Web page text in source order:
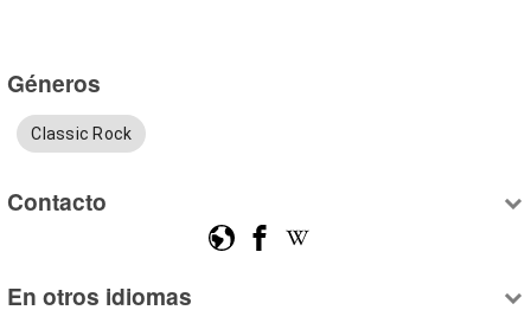
Géneros
Classic Rock
Contacto
En otros idiomas